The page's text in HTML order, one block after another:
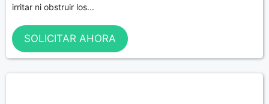
irritar ni obstruir los...
SOLICITAR AHORA